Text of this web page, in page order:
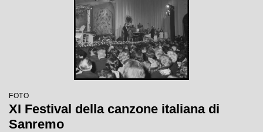
FOTO
XI Festival della canzone italiana di
Sanremo